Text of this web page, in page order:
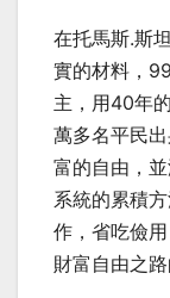
在托馬斯.斯
實的材料，
主，用40年
萬多名平民
富的自由，
系統的累積
作，省吃儉
財富自由之路